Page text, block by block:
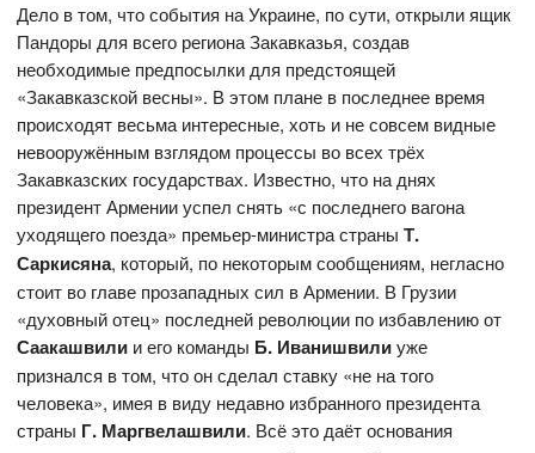
Дело в том, что события на Украине, по сути, открыли ящик
Пандоры для всего региона Закавказья, создав
необходимые предпосылки для предстоящей
«Закавказской весны». В этом плане в последнее время
происходят весьма интересные, хоть и не совсем видные
невооружённым взглядом процессы во всех трёх
Закавказских государствах. Известно, что на днях
президент Армении успел снять «с последнего вагона
уходящего поезда» премьер-министра страныТ.
Саркисяна, который, по некоторым сообщениям, негласно
стоит во главе прозападных сил в Армении. В Грузии
«духовный отец» последней революции по избавлению от
Саакашвили и его команды Б. Иванишвилиуже
признался в том, что он сделал ставку «не на того
человека», имея в виду недавно избранного президента
страны Г. Маргвелашвили. Всё это даёт основания